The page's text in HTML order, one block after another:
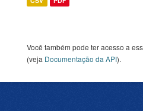
Você também pode ter acesso a
(veja Documentação da API).